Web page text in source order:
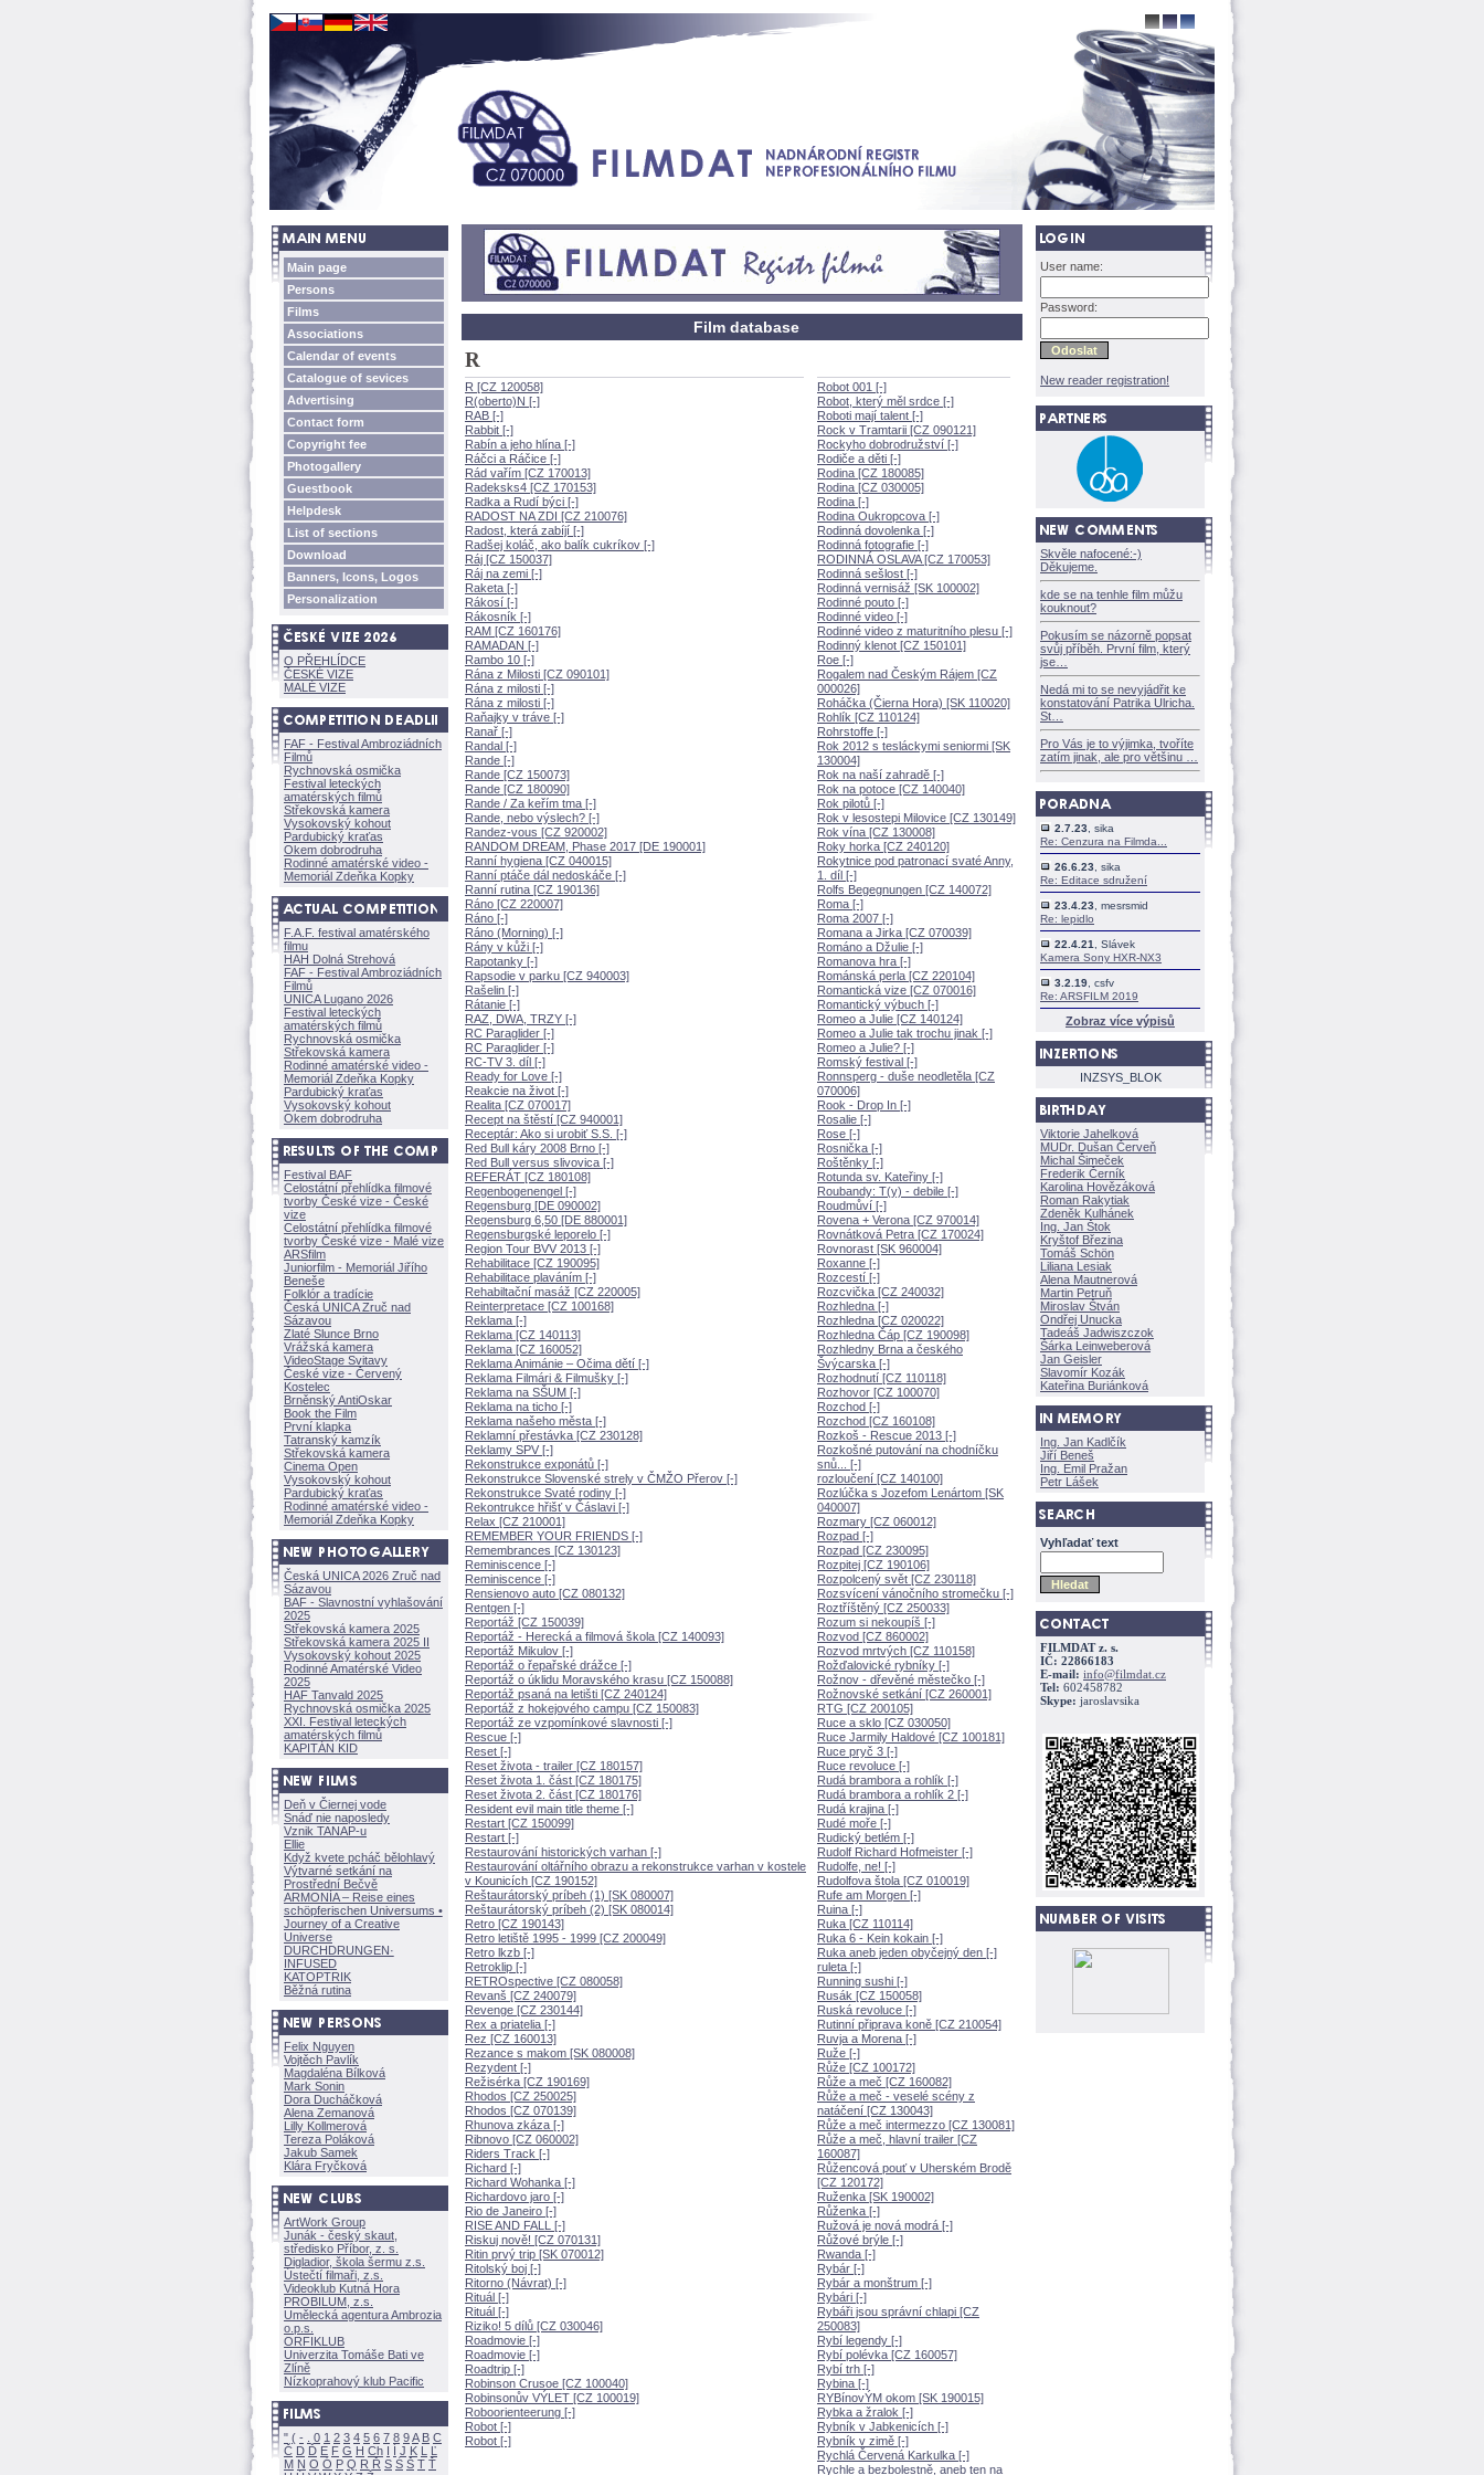
Main page
Persons
Films
Associations
Calendar of events
Catalogue of sevices
Advertising
Contact form
Copyright fee
Photogallery
Guestbook
Helpdesk
List of sections
Download
Banners, Icons, Logos
Personalization
O PŘEHLÍDCE
ČESKÉ VIZE
MALÉ VIZE
FAF - Festival Ambroziádních
Filmů
Rychnovská osmička
Festival leteckých
amatérských filmů
Střekovská kamera
Vysokovský kohout
Pardubický kraťas
Okem dobrodruha
Rodinné amatérské video -
Memoriál Zdeňka Kopky
F.A.F. festival amatérského
filmu
HAH Dolná Strehov
FAF - Festival Ambroziádních
Filmů
UNICA Lugano 2026
Festival leteckých
amatérských filmů
Rychnovská osmička
Střekovská kamera
Rodinné amatérské video -
Memoriál Zdeňka Kopky
Pardubický kraťas
Vysokovský kohout
Okem dobrodruha
Festival BAF
Celostátní přehlídka filmové
tvorby České vize - České
vize
Celostátní přehlídka filmové
tvorby České vize - Malé vize
ARSfilm
Juniorfilm - Memoriál Jiřího
Beneše
Folklór a tradície
Česká UNICA Zruč nad
Sázavou
Zlaté Slunce Brno
Vrážská kamera
VideoStage Svitavy
České vize - Červený
Kostelec
Brněnský AntiOskar
Book the Film
První klapka
Tatranský kamzík
Střekovská kamera
Cinema Open
Vysokovský kohout
Pardubický kraťas
Rodinné amatérské video -
Memoriál Zdeňka Kopky
Česká UNICA 2026 Zruč nad
Sázavou
BAF - Slavnostní vyhlašování
2025
Střekovská kamera 2025
Střekovská kamera 2025 II
Vysokovský kohout 2025
Rodinné Amatérské Video
2025
HAF Tanvald 2025
Rychnovská osmička 2025
XXI. Festival leteckých
amatérských filmů
KAPITÁN KID
Deň v Čiernej vode
Snáď nie naposledy
Vznik TANAP-u
Ellie
Když kvete pcháč bělohlavý
Výtvarné setkání na
Prostřední Bečvě
ARMONÍA – Reise eines
schöpferischen Universums •
Journey of a Creative
Universe
DURCHDRUNGEN·
INFUSED
KATOPTRIK
Běžná rutina
Felix Nguyen
Vojtěch Pavlík
Magdaléna Bílkov
Mark Sonin
Dora Ducháčkov
Alena Zemanov
Lilly Kollmerov
Tereza Polákov
Jakub Samek
Klára Fryčkov
ArtWork Group
Junák - český skaut,
středisko Příbor, z. s.
Digladior, škola šermu z.s.
Ústečtí filmaři, z.s.
Videoklub Kutná Hora
PROBILUM, z.s.
Umělecká agentura Ambrozia
o.p.s.
ORFIKLUB
Univerzita Tomáše Bati ve
Zlíně
Nízkoprahový klub Pacific
" ( - 0 1 2 3 4 5 6 7 8 9A B C
Č D Ď E F G H Ch I Í J K L
Ľ
M N O Ó P Q R Ř S Ś T Ť
Film database
R
R [CZ 120058]
R(oberto)N [-]
RAB [-]
Rabbit [-]
Rabín a jeho hlína [-]
Ráčci a Ráčice [-]
Rád vařím [CZ 170013]
Radeksks4 [CZ 170153]
Radka a Rudí býci [-]
RADOST NA ZDI [CZ 210076]
Radost, která zabíjí [-]
Radšej koláč, ako balík cukríkov [-]
Ráj [CZ 150037]
Ráj na zemi [-]
Raketa [-]
Rákosí [-]
Rákosník [-]
RAM [CZ 160176]
RAMADAN [-]
Rambo 10 [-]
Rána z Milosti [CZ 090101]
Rána z milosti [-]
Rána z milosti [-]
Raňajky v tráve [-]
Ranař [-]
Randal [-]
Rande [-]
Rande [CZ 150073]
Rande [CZ 180090]
Rande / Za keřím tma [-]
Rande, nebo výslech? [-]
Randez-vous [CZ 920002]
RANDOM DREAM, Phase 2017 [DE 190001]
Ranní hygiena [CZ 040015]
Ranní ptáče dál nedoskáče [-]
Ranní rutina [CZ 190136]
Ráno [CZ 220007]
Ráno [-]
Ráno (Morning) [-]
Rány v kůži [-]
Rapotanky [-]
Rapsodie v parku [CZ 940003]
Rašelin [-]
Rátanie [-]
RAZ, DWA, TRZY [-]
RC Paraglider [-]
RC Paraglider [-]
RC-TV 3. díl [-]
Ready for Love [-]
Reakcie na život [-]
Realita [CZ 070017]
Recept na štěstí [CZ 940001]
Receptár: Ako si urobiť S.S. [-]
Red Bull káry 2008 Brno [-]
Red Bull versus slivovica [-]
REFERÁT [CZ 180108]
Regenbogenengel [-]
Regensburg [DE 090002]
Regensburg 6,50 [DE 880001]
Regensburgské leporelo [-]
Region Tour BVV 2013 [-]
Rehabilitace [CZ 190095]
Rehabilitace plaváním [-]
Rehabiltační masáž [CZ 220005]
Reinterpretace [CZ 100168]
Reklama [-]
Reklama [CZ 140113]
Reklama [CZ 160052]
Reklama Animánie – Očima dětí [-]
Reklama Filmári & Filmušky [-]
Reklama na SŠUM [-]
Reklama na ticho [-]
Reklama našeho města [-]
Reklamní přestávka [CZ 230128]
Reklamy SPV [-]
Rekonstrukce exponátů [-]
Rekonstrukce Slovenské strely v ČMŽO Přerov [-]
Rekonstrukce Svaté rodiny [-]
Rekontrukce hřišť v Čáslavi [-]
Relax [CZ 210001]
REMEMBER YOUR FRIENDS [-]
Remembrances [CZ 130123]
Reminiscence [-]
Reminiscence [-]
Rensienovo auto [CZ 080132]
Rentgen [-]
Reportáž [CZ 150039]
Reportáž - Herecká a filmová škola [CZ 140093]
Reportáž Mikulov [-]
Reportáž o řepařské drážce [-]
Reportáž o úklidu Moravského krasu [CZ 150088]
Reportáž psaná na letišti [CZ 240124]
Reportáž z hokejového campu [CZ 150083]
Reportáž ze vzpomínkové slavnosti [-]
Rescue [-]
Reset [-]
Reset života - trailer [CZ 180157]
Reset života 1. část [CZ 180175]
Reset života 2. část [CZ 180176]
Resident evil main title theme [-]
Restart [CZ 150099]
Restart [-]
Restaurování historických varhan [-]
Restaurování oltářního obrazu a rekonstrukce varhan v kostele
v Kounicích [CZ 190152]
Reštaurátorský príbeh (1) [SK 080007]
Reštaurátorský príbeh (2) [SK 080014]
Retro [CZ 190143]
Retro letiště 1995 - 1999 [CZ 200049]
Retro lkzb [-]
Retroklip [-]
RETROspective [CZ 080058]
Revanš [CZ 240079]
Revenge [CZ 230144]
Rex a priatelia [-]
Rez [CZ 160013]
Rezance s makom [SK 080008]
Rezydent [-]
Režisérka [CZ 190169]
Rhodos [CZ 250025]
Rhodos [CZ 070139]
Rhunova zkáza [-]
Ribnovo [CZ 060002]
Riders Track [-]
Richard [-]
Richard Wohanka [-]
Richardovo jaro [-]
Rio de Janeiro [-]
RISE AND FALL [-]
Riskuj nově! [CZ 070131]
Ritin prvý trip [SK 070012]
Ritolský boj [-]
Ritorno (Návrat) [-]
Rituál [-]
Rituál [-]
Riziko! 5 dílů [CZ 030046]
Roadmovie [-]
Roadmovie [-]
Roadtrip [-]
Robinson Crusoe [CZ 100040]
Robinsonův VÝLET [CZ 100019]
Roboorienteerung [-]
Robot [-]
Robot [-]
Robot 001 [-]
Robot, který měl srdce [-]
Roboti mají talent [-]
Rock v Tramtarii [CZ 090121]
Rockyho dobrodružství [-]
Rodiče a děti [-]
Rodina [CZ 180085]
Rodina [CZ 030005]
Rodina [-]
Rodina Oukropcova [-]
Rodinná dovolenka [-]
Rodinná fotografie [-]
RODINNÁ OSLAVA [CZ 170053]
Rodinná sešlost [-]
Rodinná vernisáž [SK 100002]
Rodinné pouto [-]
Rodinné video [-]
Rodinné video z maturitního plesu [-]
Rodinný klenot [CZ 150101]
Roe [-]
Rogalem nad Českým Rájem [CZ
000026]
Roháčka (Čierna Hora) [SK 110020]
Rohlík [CZ 110124]
Rohrstoffe [-]
Rok 2012 s tesláckymi seniormi [SK
130004]
Rok na naší zahradě [-]
Rok na potoce [CZ 140040]
Rok pilotů [-]
Rok v lesostepi Milovice [CZ 130149]
Rok vína [CZ 130008]
Roky horka [CZ 240120]
Rokytnice pod patronací svaté Anny,
1. díl [-]
Rolfs Begegnungen [CZ 140072]
Roma [-]
Roma 2007 [-]
Romana a Jirka [CZ 070039]
Románo a Džulie [-]
Romanova hra [-]
Románská perla [CZ 220104]
Romantická vize [CZ 070016]
Romantický výbuch [-]
Romeo a Julie [CZ 140124]
Romeo a Julie tak trochu jinak [-]
Romeo a Julie? [-]
Romský festival [-]
Ronnsperg - duše neodletěla [CZ
070006]
Rook - Drop In [-]
Rosalie [-]
Rose [-]
Rosnička [-]
Roštěnky [-]
Rotunda sv. Kateřiny [-]
Roubandy: T(y) - debile [-]
Roudmůví [-]
Rovena + Verona [CZ 970014]
Rovnátková Petra [CZ 170024]
Rovnorast [SK 960004]
Roxanne [-]
Rozcestí [-]
Rozcvička [CZ 240032]
Rozhledna [-]
Rozhledna [CZ 020022]
Rozhledna Čáp [CZ 190098]
Rozhledny Brna a českého
výcarska [-]
Rozhodnutí [CZ 110118]
Rozhovor [CZ 100070]
Rozchod [-]
Rozchod [CZ 160108]
Rozkoš - Rescue 2013 [-]
Rozkošné putování na chodníčku
snů... [-]
rozloučení [CZ 140100]
Rozlúčka s Jozefom Lenártom [SK
040007]
Rozmary [CZ 060012]
Rozpad [-]
Rozpad [CZ 230095]
Rozpitej [CZ 190106]
Rozpolcený svět [CZ 230118]
Rozsvícení vánočního stromečku [-]
Roztříštěný [CZ 250033]
Rozum si nekoupíš [-]
Rozvod [CZ 860002]
Rozvod mrtvých [CZ 110158]
Rožďalovické rybníky [-]
Rožnov - dřevěné městečko [-]
Rožnovské setkání [CZ 260001]
RTG [CZ 200105]
Ruce a sklo [CZ 030050]
Ruce Jarmily Haldové [CZ 100181]
Ruce pryč 3 [-]
Ruce revoluce [-]
Rudá brambora a rohlík [-]
Rudá brambora a rohlík 2 [-]
Rudá krajina [-]
Rudé moře [-]
Rudický betlém [-]
Rudolf Richard Hofmeister [-]
Rudolfe, ne! [-]
Rudolfova štola [CZ 010019]
Rufe am Morgen [-]
Ruina [-]
Ruka [CZ 110114]
Ruka 6 - Kein kokain [-]
Ruka aneb jeden obyčejný den [-]
ruleta [-]
Running sushi [-]
Rusák [CZ 150058]
Ruská revoluce [-]
Rutinní připrava koně [CZ 210054]
Ruvja a Morena [-]
Ruže [-]
Růže [CZ 100172]
Růže a meč [CZ 160082]
Růže a meč - veselé scény z
natáčení [CZ 130043]
Růže a meč intermezzo [CZ 130081]
Růže a meč, hlavní trailer [CZ
160087]
Růžencová pouť v Uherském Brodě
[CZ 120172]
Ruženka [SK 190002]
Růženka [-]
Ružová je nová modrá [-]
Růžové brýle [-]
Rwanda [-]
Rybár [-]
Rybár a monštrum [-]
Rybári [-]
Rybáři jsou správní chlapi [CZ
250083]
Rybí legendy [-]
Rybí polévka [CZ 160057]
Rybí trh [-]
Rybina [-]
RYBínovÝM okom [SK 190015]
Rybka a žralok [-]
Rybník v Jabkenicích [-]
Rybník v zimě [-]
Rychlá Červená Karkulka [-]
Rychle a bezbolestně, aneb ten na
User name:
Password:
New reader registration!
Skvěle nafocené:-)
Děkujeme.
kde se na tenhle film můžu
kouknout?
Pokusím se názorně popsat
svůj příběh. První film, který
jse
Nedá mi to se nevyjádřit ke
konstatování Patrika Ulricha.
St
Pro Vás je to výjimka, tvoříte
zatím jinak, ale pro většinu
2.7.23 , sika
Re: Cenzura na Filmda...
26.6.23 , sika
Re: Editace sdružení
23.4.23 , mesrsmid
Re: lepidlo
22.4.21
, Slávek
Kamera Sony HXR-NX3
3.2.19 , csfv
Re: ARSFILM 2019
Zobraz více výpisů
INZSYS_BLOK
Viktorie Jahelkov
MUDr. Dušan Červeň
Michal Šimeček
Frederik Černík
Karolina Hovězákov
Roman Rakytiak
Zdeněk Kulhánek
Ing. Jan Štok
Kryštof Březina
Tomáš Schön
Liliana Lesiak
Alena Mautnerov
Martin Petruň
Miroslav Štván
Ondřej Unucka
Tadeáš Jadwiszczok
rka Leinweberov
Jan Geisler
Slavomír Kozák
Kateřina Buriánkov
Ing. Jan Kadlčík
Jiří Bene
Ing. Emil Pražan
Petr Lášek
Vyhľadať text
FILMDAT z. s.
IČ: 22866183
E-mail: info@filmdat.cz
Tel: 602458782
Skype: jaroslavsika